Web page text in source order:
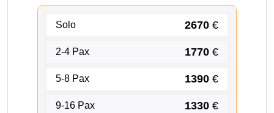
Solo 2670 €
2-4 Pax 1770 €
5-8 Pax 1390 €
9-16 Pax 1330 €